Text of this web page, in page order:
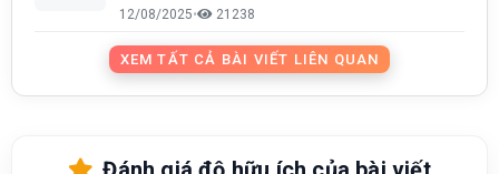
12/08/2025• 21238
XEM TẤT CẢ BÀI VIẾT LIÊN QUAN